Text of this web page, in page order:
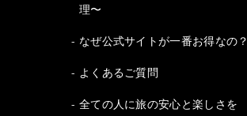
理〜
なぜ公式サイトが一番お得なの？
よくあるご質問
全ての人に旅の安心と楽しさを